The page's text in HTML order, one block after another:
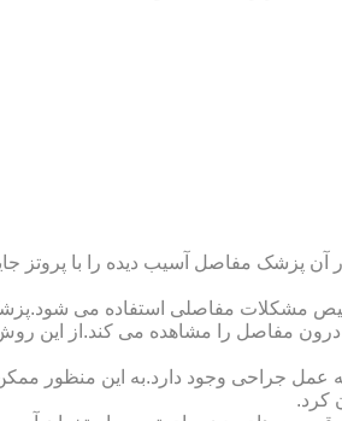
پزشک مفاصل آسیب دیده را با پروتز
مشکلات مفاصلی استفاده می
مفاصل را مشاهده می کند.از این
جراحی وجود دارد.به این منظور
کرد.